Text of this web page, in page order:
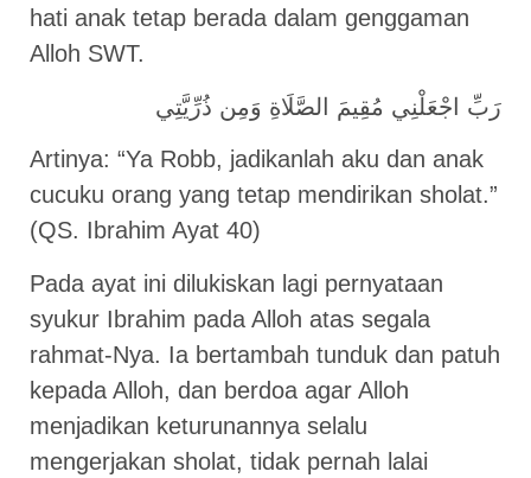
hati anak tetap berada dalam genggaman
Alloh SWT.
رَبِّ اجْعَلْنِي مُقِيمَ الصَّلَاةِ وَمِن ذُرِّيَّتِي
Artinya: “Ya Robb, jadikanlah aku dan anak
cucuku orang yang tetap mendirikan sholat.”
(QS. Ibrahim Ayat 40)
Pada ayat ini dilukiskan lagi pernyataan
syukur Ibrahim pada Alloh atas segala
rahmat-Nya. Ia bertambah tunduk dan patuh
kepada Alloh, dan berdoa agar Alloh
menjadikan keturunannya selalu
mengerjakan sholat, tidak pernah lalai